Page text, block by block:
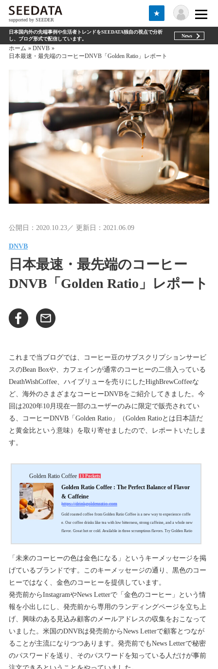
supported by SEEDER
★
日本国内外の先端事例や生活者トレンドをSEEDATA独自の視点で分析
し、ブログ形式で配信しています。
News
ホーム
DNVB
日本最速・最先端のコーヒーDNVB「Golden Ratio」レポート
公開日：2020.10.23／ 更新日：2021.06.09
DNVB
日本最速・最先端のコーヒー
DNVB「Golden Ratio」レポート
これまで当ブログでは、コーヒー豆のサブスクリプションサービ
スのBean Boxや、カフェインが通常のコーヒーの二倍入っている
DeathWishCoffee、ハイブリューを売りにしたHighBrewCoffeeな
ど、海外のさまざまなコーヒーDNVBをご紹介してきました。今
回は2020年10月現在一部のユーザーのみに限定で販売されてい
る、コーヒーDNVB「Golden Ratio」（Golden Ratioとは日本語だ
と黄金比という意味）を取り寄せましたので、レポートいたしま
す。
Golden Ratio Coffee 13 Pockets
Golden Ratio Coffee : The Perfect Balance of Flavor
& Caffeine
https://drinkgoldenratio.com
Gold roasted coffee from Golden Ratio Coffee is a new way to experience coffe
e. Our coffee drinks like tea with low bitterness, strong caffeine, and a whole new
flavor. Great hot or cold. Available in three scrumptious flavors. Try Golden Ratio
「未来のコーヒーの色は金色になる」というキーメッセージを掲
げているブランドです。このキーメッセージの通り、黒色のコー
ヒーではなく、金色のコーヒーを提供しています。
発売前からInstagramやNews Letterで「金色のコーヒー」という情
報を小出しにし、発売前から専用のランディングページを立ち上
げ、興味のある見込み顧客のメールアドレスの収集をおこなって
いました。米国のDNVBは発売前からNews Letterで顧客とつなが
ることが主流になりつつあります。発売前でもNews Letterで秘密
のパスワードを送り、そのパスワードを知っている人だけが事前